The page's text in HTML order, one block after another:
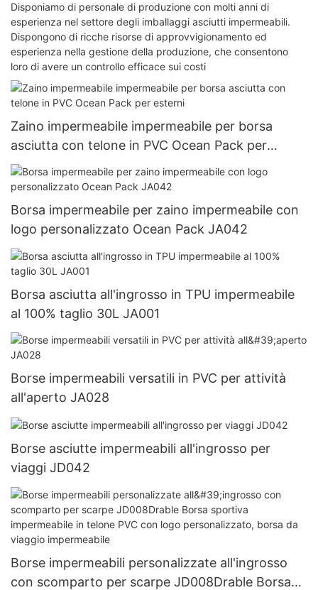
Disponiamo di personale di produzione con molti anni di
esperienza nel settore degli imballaggi asciutti impermeabili.
Dispongono di ricche risorse di approvvigionamento ed
esperienza nella gestione della produzione, che consentono
loro di avere un controllo efficace sui costi
Zaino impermeabile impermeabile per borsa
asciutta con telone in PVC Ocean Pack per
esterni
Borsa impermeabile per zaino impermeabile con
logo personalizzato Ocean Pack JA042
Borsa asciutta all'ingrosso in TPU impermeabile
al 100% taglio 30L JA001
Borse impermeabili versatili in PVC per attività
all'aperto JA028
Borse asciutte impermeabili all'ingrosso per
viaggi JD042
Borse impermeabili personalizzate all'ingrosso
con scomparto per scarpe JD008Drable Borsa